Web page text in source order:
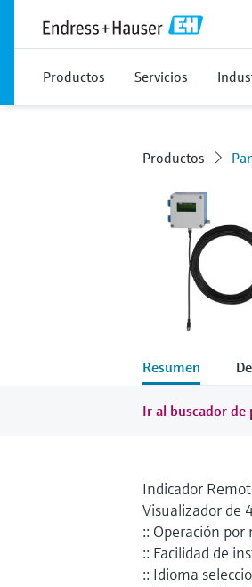
Productos Servicios
Productos
Resumen
Ir al buscador
Indicador
Visualizador de
:: Operación por
:: Facilidad de
:: Idioma